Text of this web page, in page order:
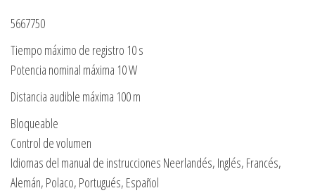
5667750
Tiempo máximo de registro 10 s
Potencia nominal máxima 10 W
Distancia audible máxima 100 m
Bloqueable
Control de volumen
Idiomas del manual de instrucciones Neerlandés, Inglés, Francés,
Alemán, Polaco, Portugués, Español